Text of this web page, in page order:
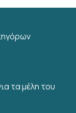
τα μέλη του